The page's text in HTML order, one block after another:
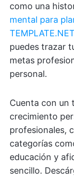
como una
mental para
TEMPLATE.NET
puedes trazar
metas
personal.
Cuenta con un
crecimiento
profesionales,
categorías
educación y
sencillo.